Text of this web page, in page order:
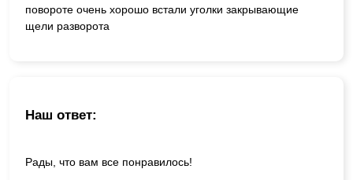
повороте очень хорошо встали уголки закрывающие
щели разворота
Наш ответ:
Рады, что вам все понравилось!